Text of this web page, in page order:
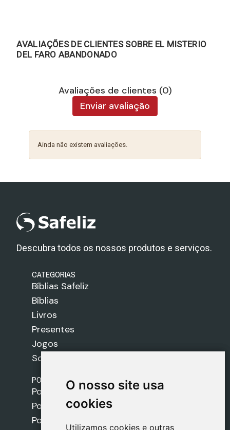
O nosso site usa
cookies
Utilizamos cookies e outras
O nosso site usa
cookies
Utilizamos cookies e outras
AVALIAÇÕES DE CLIENTES SOBRE EL MISTERIO
DEL FARO ABANDONADO
Avaliações de clientes (0)
Enviar avaliação
Ainda não existem avaliações.
Descubra todos os nossos produtos e serviços.
CATEGORIAS
Bíblias Safeliz
Bíblias
Livros
Presentes
Jogos
Sobre nós
POLÍTICAS
Política de Envios
Política de Cookies
Política de Privacidade